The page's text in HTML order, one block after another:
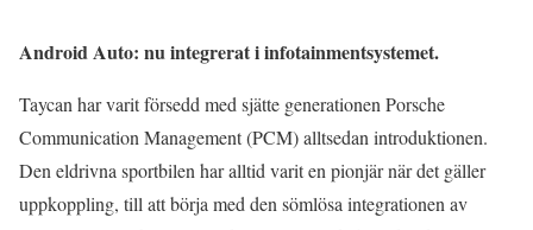
Android Auto: nu integrerat i infotainmentsystemet.
Taycan har varit försedd med sjätte generationen Porsche
Communication Management (PCM) alltsedan introduktionen.
Den eldrivna sportbilen har alltid varit en pionjär när det gäller
uppkoppling, till att börja med den sömlösa integrationen av